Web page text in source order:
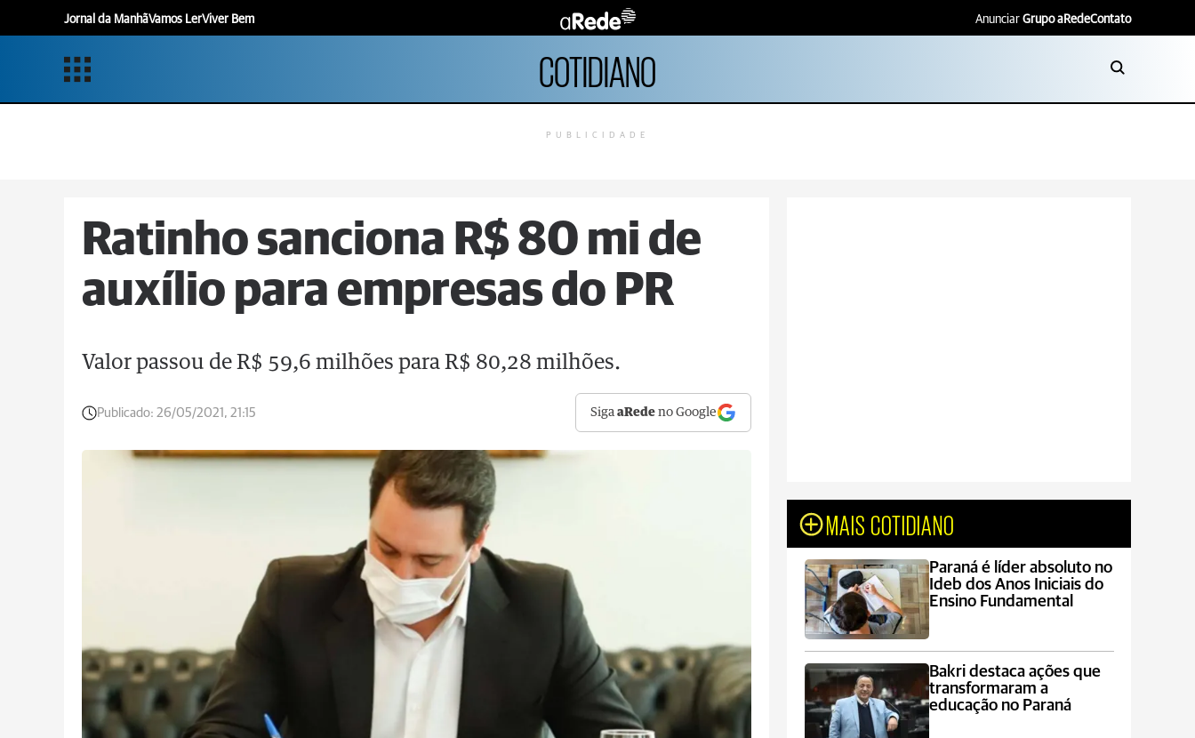
Jornal da ManhãVamos LerViver Bem Anunciar Grupo aRedeContato
COTIDIANO
PUBLICIDADE
Ratinho sanciona R$ 80 mi de
auxílio para empresas do PR
Valor passou de R$ 59,6 milhões para R$ 80,28 milhões.
Publicado: 26/05/2021, 21:15 SigaaRede no Google
MAIS COTIDIANO
Paraná é líder absoluto no
Ideb dos Anos Iniciais do
Ensino Fundamental
Bakri destaca ações que
transformaram a
educação no Paraná